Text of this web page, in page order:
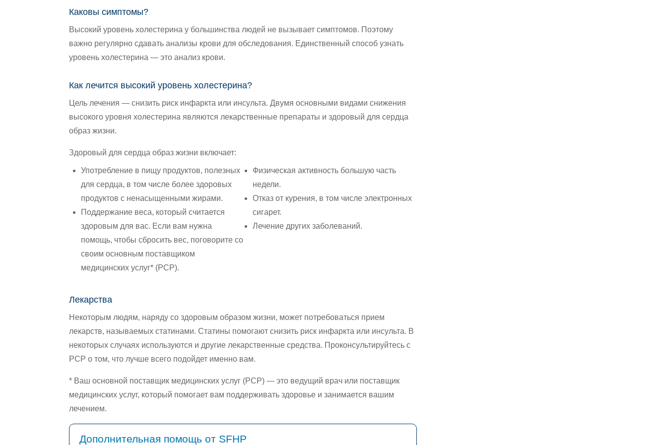
Каковы симптомы?
Высокий уровень холестерина у большинства людей не вызывает симптомов. Поэтому
важно регулярно сдавать анализы крови для обследования. Единственный способ узнать
уровень холестерина — это анализ крови.
Как лечится высокий уровень холестерина?
Цель лечения — снизить риск инфаркта или инсульта. Двумя основными видами снижения
высокого уровня холестерина являются лекарственные препараты и здоровый для сердца
образ жизни.
Здоровый для сердца образ жизни включает:
Употребление в пищу продуктов, полезных
для сердца, в том числе более здоровых
продуктов с ненасыщенными жирами.
Поддержание веса, который считается
здоровым для вас. Если вам нужна
помощь, чтобы сбросить вес, поговорите со
своим основным поставщиком
медицинских услуг* (PCP).
Физическая активность большую часть
недели.
Отказ от курения, в том числе электронных
сигарет.
Лечение других заболеваний.
Лекарства
Некоторым людям, наряду со здоровым образом жизни, может потребоваться прием
лекарств, называемых статинами. Статины помогают снизить риск инфаркта или инсульта. В
некоторых случаях используются и другие лекарственные средства. Проконсультируйтесь с
PCP о том, что лучше всего подойдет именно вам.
* Ваш основной поставщик медицинских услуг (PCP) — это ведущий врач или поставщик
медицинских услуг, который помогает вам поддерживать здоровье и занимается вашим
лечением.
Дополнительная помощь от SFHP